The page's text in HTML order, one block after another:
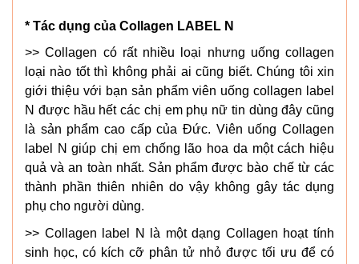
* Tác dụng của Collagen LABEL N
>> Collagen có rất nhiều loại nhưng uống collagen
loại nào tốt thì không phải ai cũng biết. Chúng tôi xin
giới thiệu với bạn sản phẩm viên uống collagen label
N được hầu hết các chị em phụ nữ tin dùng đây cũng
là sản phẩm cao cấp của Đức. Viên uống Collagen
label N giúp chị em chống lão hoa da một cách hiệu
quả và an toàn nhất. Sản phẩm được bào chế từ các
thành phần thiên nhiên do vậy không gây tác dụng
phụ cho người dùng.
>> Collagen label N là một dạng Collagen hoạt tính
sinh học, có kích cỡ phân tử nhỏ được tối ưu để có